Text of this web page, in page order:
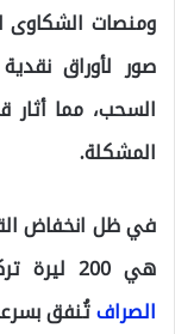
ومنصات الشكاوى
صور لأوراق
السحب، مما
المشكلة.
في ظل انخفاض
هي 200 ليرة تركية، فإن الأموال المسحوبة من
الصرافتُنفق